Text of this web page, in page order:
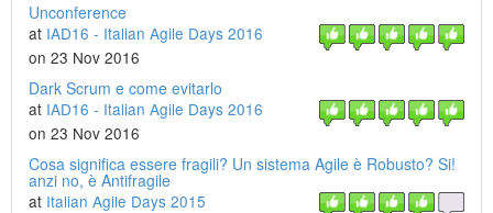
Unconference
at IAD16 - Italian Agile Days 2016
on 23 Nov 2016
Dark Scrum e come evitarlo
at IAD16 - Italian Agile Days 2016
on 23 Nov 2016
Cosa significa essere fragili? Un sistema Agile è Robusto? Si!
anzi no, è Antifragile
at Italian Agile Days 2015